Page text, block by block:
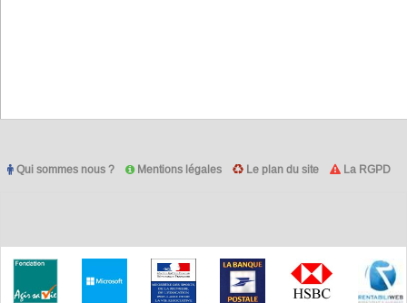
Qui sommes nous ? Mentions légales Le plan du site La RGPD